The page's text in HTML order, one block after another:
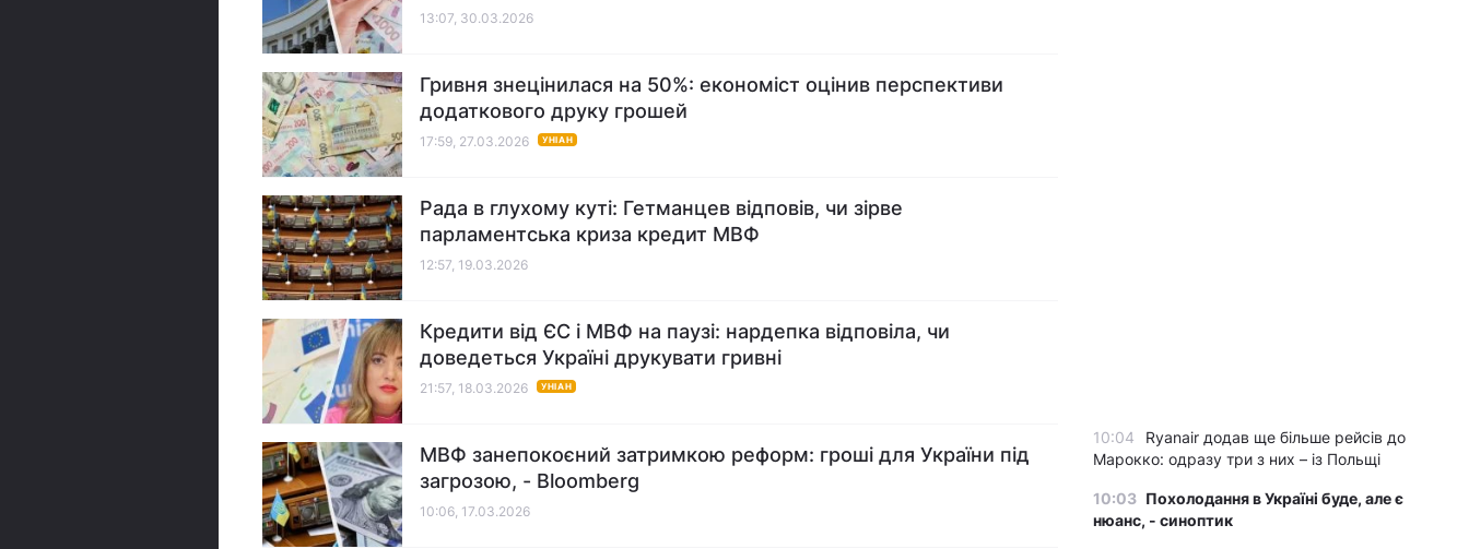
13:07, 30.03.2026
Гривня знецінилася на 50%: економіст оцінив перспективи
додаткового друку грошей
17:59, 27.03.2026 УНІАН
Рада в глухому куті: Гетманцев відповів, чи зірве
парламентська криза кредит МВФ
12:57, 19.03.2026
Кредити від ЄС і МВФ на паузі: нардепка відповіла, чи
доведеться Україні друкувати гривні
21:57, 18.03.2026 УНІАН
МВФ занепокоєний затримкою реформ: гроші для України під
загрозою, - Bloomberg
10:06, 17.03.2026
10:04
Ryanair додав ще більше рейсів до
Марокко: одразу три з них – із Польщі
10:03 Похолодання в Україні буде, але є
нюанс, - синоптик